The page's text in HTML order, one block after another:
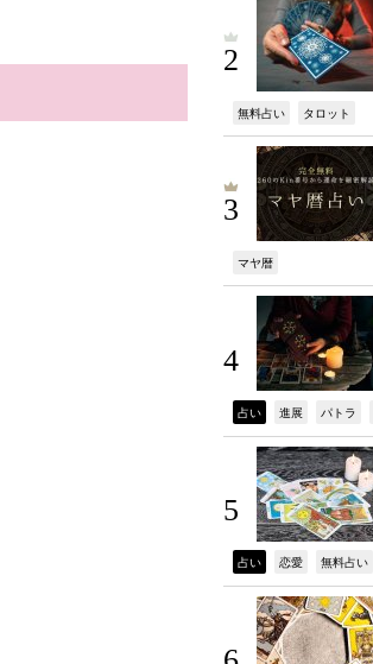
無料占い タロット
マヤ暦
占い 進展 パトラ
占い 恋愛 無料占い